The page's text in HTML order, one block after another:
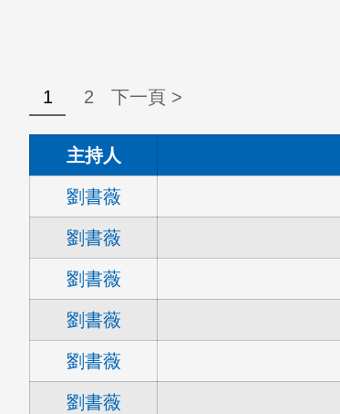
1 2 下一頁 >
主持人
劉書薇
劉書薇
劉書薇
劉書薇
劉書薇
劉書薇